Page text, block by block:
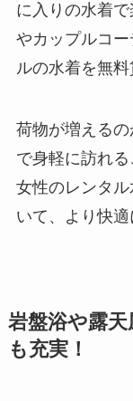
に入りの水着
やカップルコ
ルの水着を無料
荷物が増える
で身軽に訪れる
女性のレンタ
いて、より快適
岩盤浴や露
も充実！